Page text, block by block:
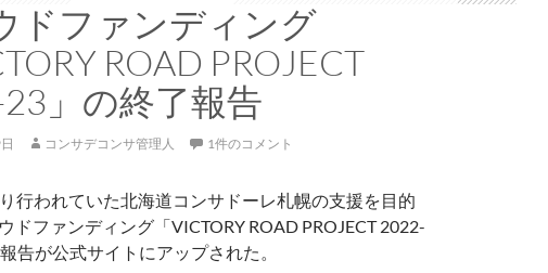
ドファンディング
ROAD PROJECT
」の終了報告
コンサデコンサ管理人 1件のコメント
行われていた北海道コンサドーレ札幌の支援を目的
ドファンディング「VICTORY ROAD PROJECT 2022-
告が公式サイトにアップされた。